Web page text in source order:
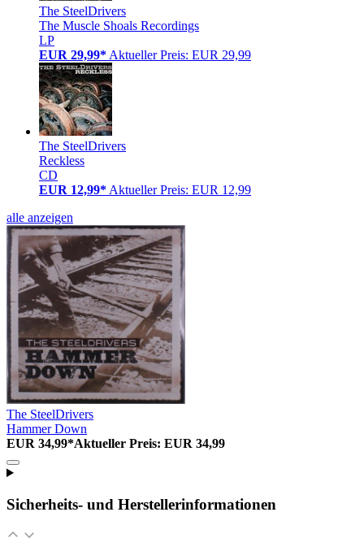
The SteelDrivers
The Muscle Shoals Recordings
LP
EUR 29,99* Aktueller Preis: EUR 29,99
The SteelDrivers
Reckless
CD
EUR 12,99* Aktueller Preis: EUR 12,99
alle anzeigen
The SteelDrivers
Hammer Down
EUR 34,99*Aktueller Preis: EUR 34,99
Sicherheits- und Herstellerinformationen